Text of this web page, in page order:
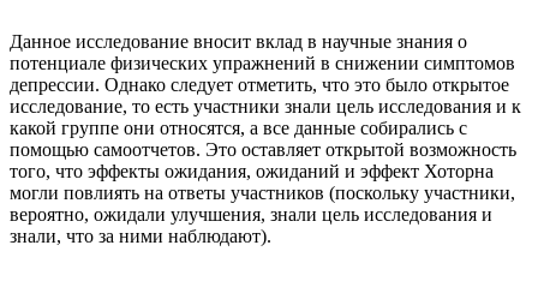
Данное исследование вносит вклад в научные знания о
потенциале физических упражнений в снижении симптомов
депрессии. Однако следует отметить, что это было открытое
исследование, то есть участники знали цель исследования и к
какой группе они относятся, а все данные собирались с
помощью самоотчетов. Это оставляет открытой возможность
того, что эффекты ожидания, ожиданий и эффект Хоторна
могли повлиять на ответы участников (поскольку участники,
вероятно, ожидали улучшения, знали цель исследования и
знали, что за ними наблюдают).